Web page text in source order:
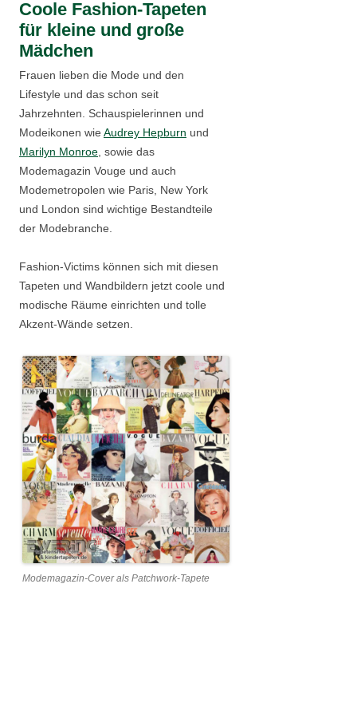
Coole Fashion-Tapeten
für kleine und große
Mädchen
Frauen lieben die Mode und den
Lifestyle und das schon seit
Jahrzehnten. Schauspielerinnen und
Modeikonen wie Audrey Hepburn und
Marilyn Monroe , sowie das
Modemagazin Vouge und auch
Modemetropolen wie Paris, New York
und London sind wichtige Bestandteile
der Modebranche.
Fashion-Victims können sich mit diesen
Tapeten und Wandbildern jetzt coole und
modische Räume einrichten und tolle
Akzent-Wände setzen.
Modemagazin-Cover als Patchwork-Tapete